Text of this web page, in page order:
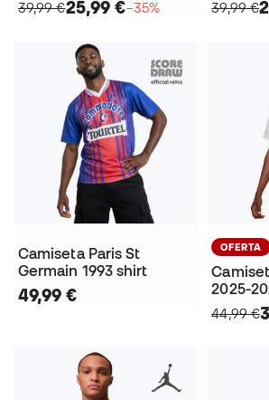
39,99 €25,99 €−35%
39,99 €
Camiseta Paris St
Germain 1993 shirt
49,99 €
OFERTA
2025-
44,99 €